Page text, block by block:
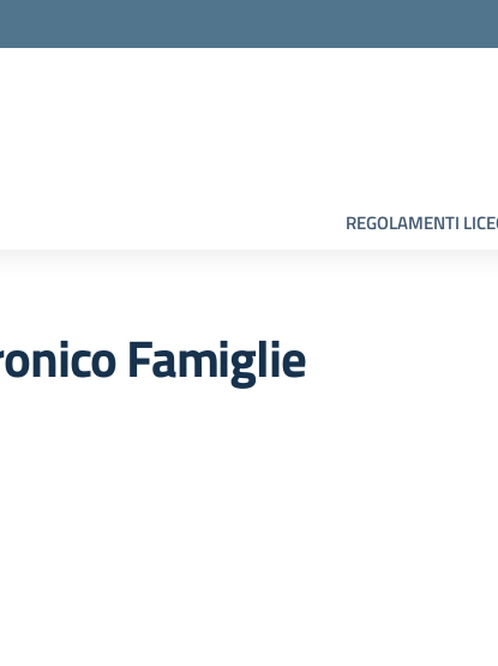
REGOLAMENTI
Famiglie